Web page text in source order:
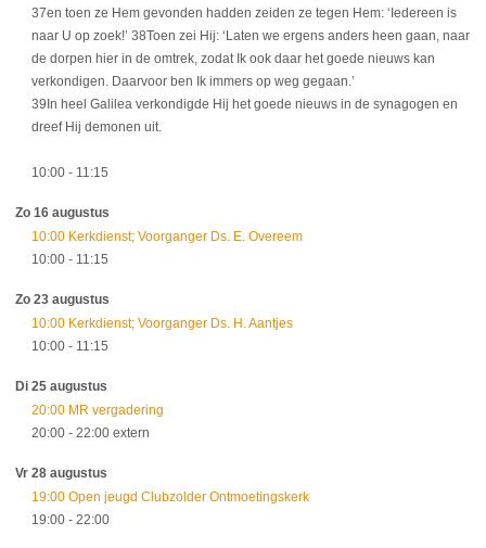
37en toen ze Hem gevonden hadden zeiden ze tegen Hem: ‘Iedereen is
naar U op zoek!’ 38Toen zei Hij: ‘Laten we ergens anders heen gaan, naar
de dorpen hier in de omtrek, zodat Ik ook daar het goede nieuws kan
verkondigen. Daarvoor ben Ik immers op weg gegaan.’
39In heel Galilea verkondigde Hij het goede nieuws in de synagogen en
dreef Hij demonen uit.
10:00 - 11:15
Zo 16 augustus
10:00 Kerkdienst; Voorganger Ds. E. Overeem
10:00 - 11:15
Zo 23 augustus
10:00 Kerkdienst; Voorganger Ds. H. Aantjes
10:00 - 11:15
Di 25 augustus
20:00 MR vergadering
20:00 - 22:00 extern
Vr 28 augustus
19:00 Open jeugd Clubzolder Ontmoetingskerk
19:00 - 22:00